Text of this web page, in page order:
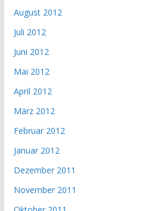
August 2012
Juli 2012
Juni 2012
Mai 2012
April 2012
März 2012
Februar 2012
Januar 2012
Dezember 2011
November 2011